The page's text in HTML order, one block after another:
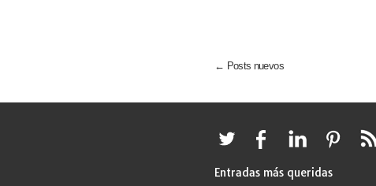
← Posts nuevos
Entradas más queridas